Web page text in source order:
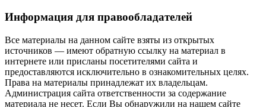
Информация для правообладателей
Все материалы на данном сайте взяты из открытых
источников — имеют обратную ссылку на материал в
интернете или присланы посетителями сайта и
предоставляются исключительно в ознакомительных целях.
Права на материалы принадлежат их владельцам.
Администрация сайта ответственности за содержание
материала не несет. Если Вы обнаружили на нашем сайте